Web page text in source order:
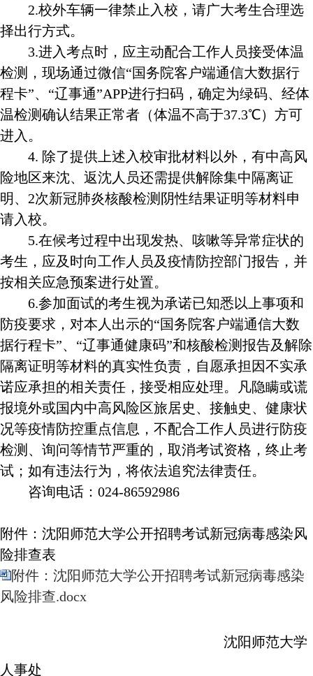
2.校外车辆一律禁止入校，请广大考生合理选
择出行方式。
3.进入考点时，应主动配合工作人员接受体温
检测，现场通过微信“国务院客户端通信大数据行
程卡”、“辽事通”APP进行扫码，确定为绿码、经体
温检测确认结果正常者（体温不高于37.3℃）方可
进入。
4. 除了提供上述入校审批材料以外，有中高风
险地区来沈、返沈人员还需提供解除集中隔离证
明、 2次新冠肺炎核酸检测阴性结果证明等材料申
请入校。
5.在候考过程中出现发热、咳嗽等异常症状的
考生，应及时向工作人员及疫情防控部门报告，并
按相关应急预案进行处置。
6.参加面试的考生视为承诺已知悉以上事项和
防疫要求，对本人出示的“国务院客户端通信大数
据行程卡”、“辽事通健康码”和核酸检测报告及解除
隔离证明等材料的真实性负责，自愿承担因不实承
诺应承担的相关责任，接受相应处理。凡隐瞒或谎
报境外或国内中高风险区旅居史、接触史、健康状
况等疫情防控重点信息，不配合工作人员进行防疫
检测、询问等情节严重的，取消考试资格，终止考
试；如有违法行为，将依法追究法律责任。
咨询电话： 024-86592986
附件：沈阳师范大学公开招聘考试新冠病毒感染风
险排查表
附件：沈阳师范大学公开招聘考试新冠病毒感染
风险排查.docx
沈阳师范大学
人事处